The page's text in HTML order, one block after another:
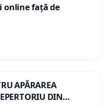
online față de
APĂRAREA
DIN